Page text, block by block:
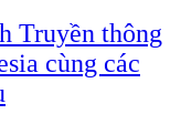
Truyền thông
cùng các